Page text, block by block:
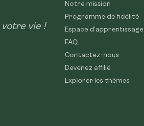
vie !
Notre mission
Programme de fidélité
Espace d'apprentissage
FAQ
Contactez-nous
Devenez affilié
Explorer les thèmes